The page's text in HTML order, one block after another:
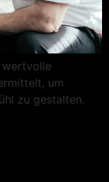
wertvolle
um
zu gestalten.